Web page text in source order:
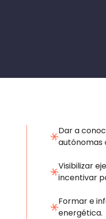
Dar a
autónomas
Visibilizar
incentivar
Formar e
energética.